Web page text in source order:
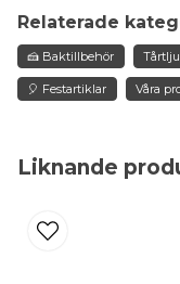
Liknande
Fråga oss
Relaterade
🍰 Baktillbehör
🎈 Festartiklar Våra